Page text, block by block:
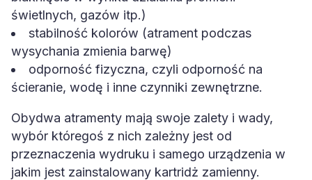
świetlnych, gazów itp.)
stabilność kolorów (atrament podczas
wysychania zmienia barwę)
odporność fizyczna, czyli odporność na
ścieranie, wodę i inne czynniki zewnętrzne.
Obydwa atramenty mają swoje zalety i wady,
wybór któregoś z nich zależny jest od
przeznaczenia wydruku i samego urządzenia w
jakim jest zainstalowany kartridż zamienny.